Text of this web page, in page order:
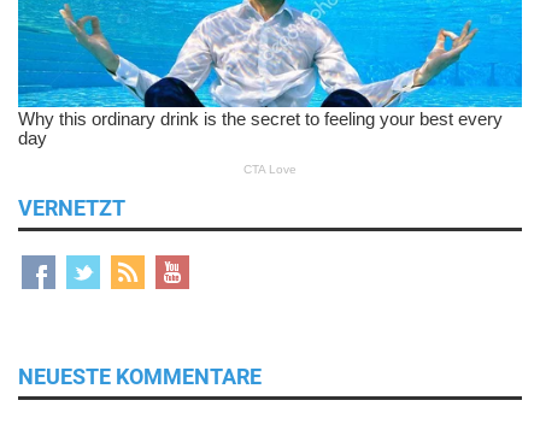
VERNETZT
NEUESTE KOMMENTARE